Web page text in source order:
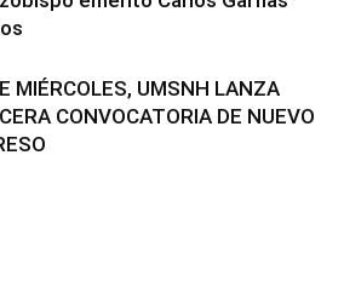
MIÉRCOLES, UMSNH LANZA
CONVOCATORIA DE NUEVO